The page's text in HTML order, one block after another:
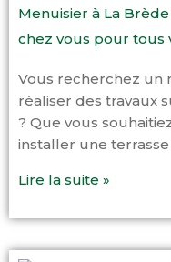
Menuisier à La
chez vous pour tous
Vous recherchez un
réaliser des travaux
? Que vous
installer une
Lire la suite »